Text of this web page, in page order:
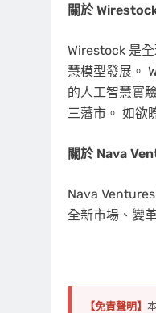
關於
Wirestock 是
慧模型發展。
的人工智慧實
三藩市。 如欲
關於 Nava
Nava
全新市場、變
【免責聲明】